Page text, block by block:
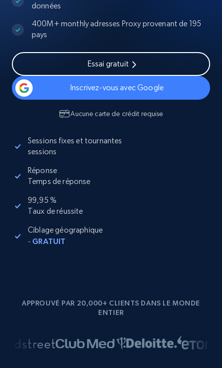
données
400M+ monthly adresses Proxy provenant de 195
pays
Essai gratuit
Inscrivez-vous avec Google
Aucune carte de crédit requise
Sessions fixes et tournantes
sessions
Réponse
Temps de réponse
99,95 %
Taux de réussite
Ciblage géographique
- GRATUIT
APPROUVÉ PAR 20,000+ CLIENTS DANS LE MONDE
ENTIER